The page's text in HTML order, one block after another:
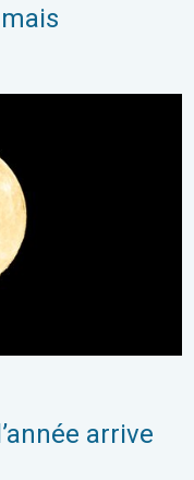
arrive